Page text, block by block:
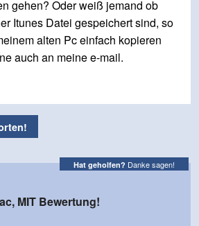
gehen? Oder weiß jemand ob
Itunes Datei gespeichert sind, so
alten Pc einfach kopieren
auch an meine e-mail.
Hat geholfen? Danke sagen!
MIT Bewertung!